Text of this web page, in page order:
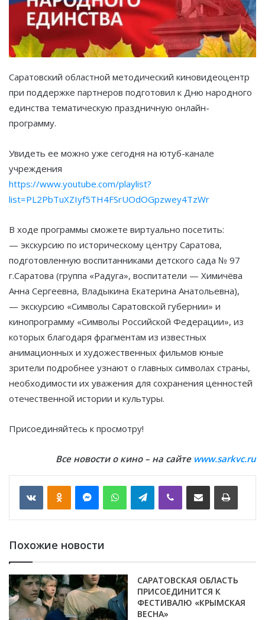
Саратовский областной методический киновидеоцентр
при поддержке партнеров подготовил к Дню народного
единства тематическую праздничную онлайн-
программу.
Увидеть ее можно уже сегодня на ютуб-канале
учреждения
https://www.youtube.com/playlist?
list=PL2PbTuXZIyf5TH4FSrUOdOGpzwey4TzWr
В ходе программы сможете виртуально посетить:
— экскурсию по историческому центру Саратова,
подготовленную воспитанниками детского сада № 97
г.Саратова (группа «Радуга», воспитатели — Химичёва
Анна Сергеевна, Владыкина Екатерина Анатольевна),
— экскурсию «Символы Саратовской губернии» и
кинопрограмму «Символы Российской Федерации», из
которых благодаря фрагментам из известных
анимационных и художественных фильмов юные
зрители подробнее узнают о главных символах страны,
необходимости их уважения для сохранения ценностей
отечественной истории и культуры.
Присоединяйтесь к просмотру!
Все новости о кино – на сайте www.sarkvc.ru
VKontakte WhatsApp Telegram
Похожие новости
САРАТОВСКАЯ ОБЛАСТЬ
ПРИСОЕДИНИТСЯ К
ФЕСТИВАЛЮ «КРЫМСКАЯ
ВЕСНА»